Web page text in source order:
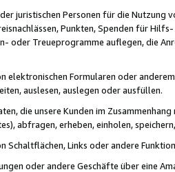
juristischen Personen für die Nutzung
Punkten, Spenden für
oder Treueprogramme auflegen, die
elektronischen Formularen oder
auslesen, auslegen oder ausfüllen.
die unsere Kunden im
abfragen, erheben, einholen,
Schaltflächen, Links oder andere
oder andere Geschäfte über eine